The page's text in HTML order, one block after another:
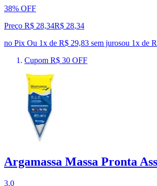
38% OFF
Preço R$ 28,34R$ 28,34
no Pix Ou 1x de R$ 29,83 sem jurosou 1x de
Cupom R$ 30 OFF
Argamassa Massa Pronta
3.0